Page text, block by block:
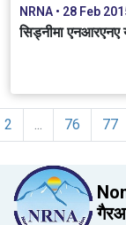
NRNA • 28 Feb
सिड्नीमा एनआरएनए
2 76 77